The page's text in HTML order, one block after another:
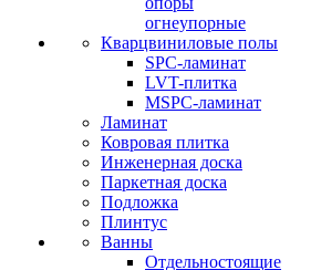
огнеупорные
Кварцвиниловые полы
SPC-ламинат
LVT-плитка
MSPC-ламинат
Ламинат
Ковровая плитка
Инженерная доска
Паркетная доска
Подложка
Плинтус
Ванны
Отдельностоящие